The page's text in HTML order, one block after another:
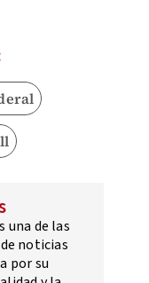
una de las
noticias
por su